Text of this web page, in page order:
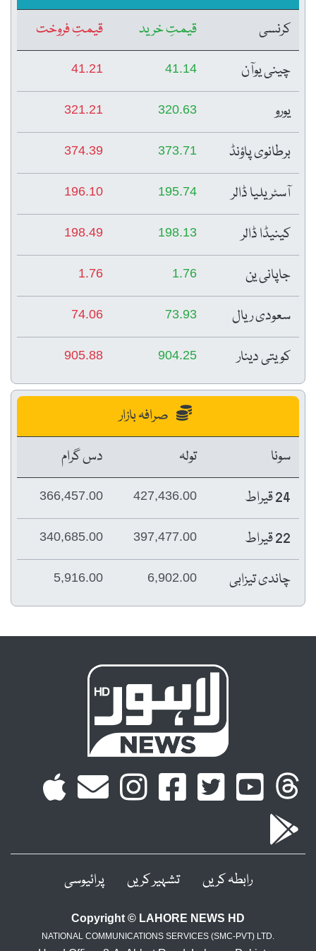
کرنسی
قیمتِ خرید
قیمتِ فروخت
چینی یوآن
41.14
41.21
یورو 320.63
321.21
برطانوی پاؤنڈ 373.71
374.39
آسٹریلیا ڈالر 195.74
196.10
کینیڈا ڈالر 198.13
198.49
جاپانی ین 1.76
1.76
سعودی ریال 73.93
74.06
کویتی دینار 904.25
905.88
صرافہ بازار
سونا
تولہ
دس گرام
24 قیراط
427,436.00
366,457.00
22 قیراط 397,477.00
340,685.00
چاندی تیزابی 6,902.00
5,916.00
رابطہ کریں تشہیر کریں پرائیوسی
Copyright © LAHORE NEWS HD
NATIONAL COMMUNICATIONS SERVICES (SMC-PVT) LTD.